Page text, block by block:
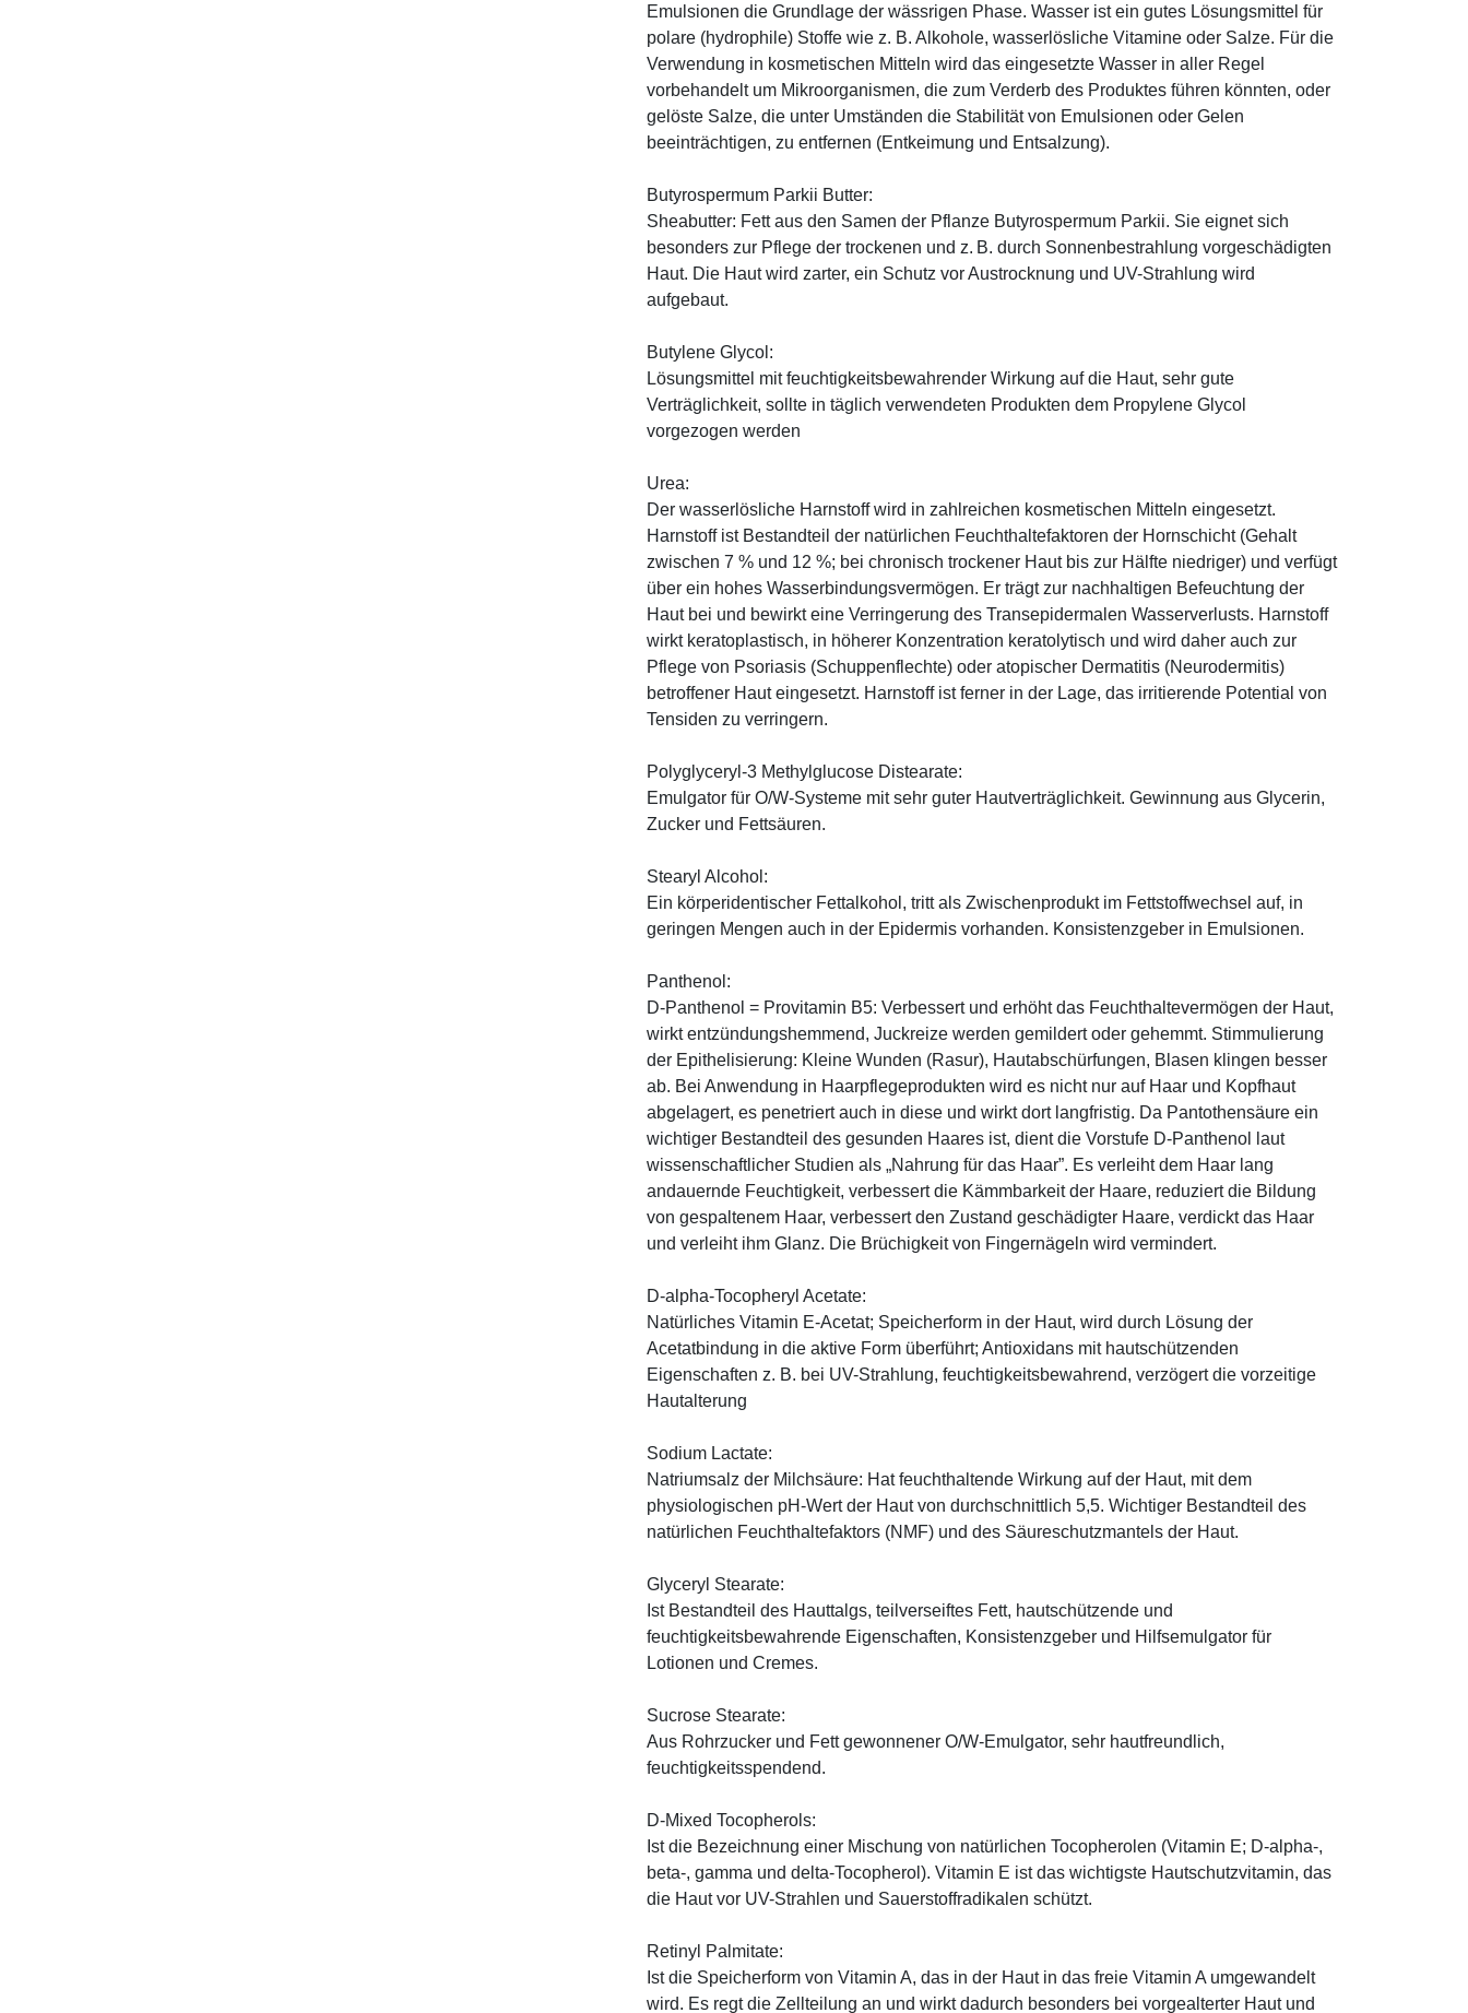
Emulsionen die Grundlage der wässrigen Phase. Wasser ist ein gutes Lösungsmittel für
polare (hydrophile) Stoffe wie z. B. Alkohole, wasserlösliche Vitamine oder Salze. Für die
Verwendung in kosmetischen Mitteln wird das eingesetzte Wasser in aller Regel
vorbehandelt um Mikroorganismen, die zum Verderb des Produktes führen könnten, oder
gelöste Salze, die unter Umständen die Stabilität von Emulsionen oder Gelen
beeinträchtigen, zu entfernen (Entkeimung und Entsalzung).
Butyrospermum Parkii Butter:
Sheabutter: Fett aus den Samen der Pflanze Butyrospermum Parkii. Sie eignet sich
besonders zur Pflege der trockenen und z. B. durch Sonnenbestrahlung vorgeschädigten
Haut. Die Haut wird zarter, ein Schutz vor Austrocknung und UV-Strahlung wird
aufgebaut.
Butylene Glycol:
Lösungsmittel mit feuchtigkeitsbewahrender Wirkung auf die Haut, sehr gute
Verträglichkeit, sollte in täglich verwendeten Produkten dem Propylene Glycol
vorgezogen werden
Urea:
Der wasserlösliche Harnstoff wird in zahlreichen kosmetischen Mitteln eingesetzt.
Harnstoff ist Bestandteil der natürlichen Feuchthaltefaktoren der Hornschicht (Gehalt
zwischen 7 % und 12 %; bei chronisch trockener Haut bis zur Hälfte niedriger) und verfügt
über ein hohes Wasserbindungsvermögen. Er trägt zur nachhaltigen Befeuchtung der
Haut bei und bewirkt eine Verringerung des Transepidermalen Wasserverlusts. Harnstoff
wirkt keratoplastisch, in höherer Konzentration keratolytisch und wird daher auch zur
Pflege von Psoriasis (Schuppenflechte) oder atopischer Dermatitis (Neurodermitis)
betroffener Haut eingesetzt. Harnstoff ist ferner in der Lage, das irritierende Potential von
Tensiden zu verringern.
Polyglyceryl-3 Methylglucose Distearate:
Emulgator für O/W-Systeme mit sehr guter Hautverträglichkeit. Gewinnung aus Glycerin,
Zucker und Fettsäuren.
Stearyl Alcohol:
Ein körperidentischer Fettalkohol, tritt als Zwischenprodukt im Fettstoffwechsel auf, in
geringen Mengen auch in der Epidermis vorhanden. Konsistenzgeber in Emulsionen.
Panthenol:
D-Panthenol = Provitamin B5: Verbessert und erhöht das Feuchthaltevermögen der Haut,
wirkt entzündungshemmend, Juckreize werden gemildert oder gehemmt. Stimmulierung
der Epithelisierung: Kleine Wunden (Rasur), Hautabschürfungen, Blasen klingen besser
ab. Bei Anwendung in Haarpflegeprodukten wird es nicht nur auf Haar und Kopfhaut
abgelagert, es penetriert auch in diese und wirkt dort langfristig. Da Pantothensäure ein
wichtiger Bestandteil des gesunden Haares ist, dient die Vorstufe D-Panthenol laut
wissenschaftlicher Studien als „Nahrung für das Haar”. Es verleiht dem Haar lang
andauernde Feuchtigkeit, verbessert die Kämmbarkeit der Haare, reduziert die Bildung
von gespaltenem Haar, verbessert den Zustand geschädigter Haare, verdickt das Haar
und verleiht ihm Glanz. Die Brüchigkeit von Fingernägeln wird vermindert.
D-alpha-Tocopheryl Acetate:
Natürliches Vitamin E-Acetat; Speicherform in der Haut, wird durch Lösung der
Acetatbindung in die aktive Form überführt; Antioxidans mit hautschützenden
Eigenschaften z. B. bei UV-Strahlung, feuchtigkeitsbewahrend, verzögert die vorzeitige
Hautalterung
Sodium Lactate:
Natriumsalz der Milchsäure: Hat feuchthaltende Wirkung auf der Haut, mit dem
physiologischen pH-Wert der Haut von durchschnittlich 5,5. Wichtiger Bestandteil des
natürlichen Feuchthaltefaktors (NMF) und des Säureschutzmantels der Haut.
Glyceryl Stearate:
Ist Bestandteil des Hauttalgs, teilverseiftes Fett, hautschützende und
feuchtigkeitsbewahrende Eigenschaften, Konsistenzgeber und Hilfsemulgator für
Lotionen und Cremes.
Sucrose Stearate:
Aus Rohrzucker und Fett gewonnener O/W-Emulgator, sehr hautfreundlich,
feuchtigkeitsspendend.
D-Mixed Tocopherols:
Ist die Bezeichnung einer Mischung von natürlichen Tocopherolen (Vitamin E; D-alpha-,
beta-, gamma und delta-Tocopherol). Vitamin E ist das wichtigste Hautschutzvitamin, das
die Haut vor UV-Strahlen und Sauerstoffradikalen schützt.
Retinyl Palmitate:
Ist die Speicherform von Vitamin A, das in der Haut in das freie Vitamin A umgewandelt
wird. Es regt die Zellteilung an und wirkt dadurch besonders bei vorgealterter Haut und